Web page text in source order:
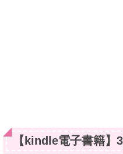
【kindle電子書籍